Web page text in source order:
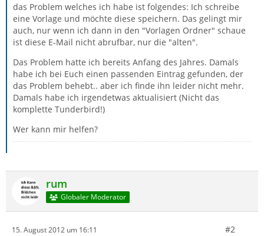
das Problem welches ich habe ist folgendes: Ich schreibe
eine Vorlage und möchte diese speichern. Das gelingt mir
auch, nur wenn ich dann in den "Vorlagen Ordner" schaue
ist diese E-Mail nicht abrufbar, nur die "alten".
Das Problem hatte ich bereits Anfang des Jahres. Damals
habe ich bei Euch einen passenden Eintrag gefunden, der
das Problem behebt.. aber ich finde ihn leider nicht mehr.
Damals habe ich irgendetwas aktualisiert (Nicht das
komplette Tunderbird!)
Wer kann mir helfen?
rum
Globaler Moderator
15. August 2012 um 16:11 #2